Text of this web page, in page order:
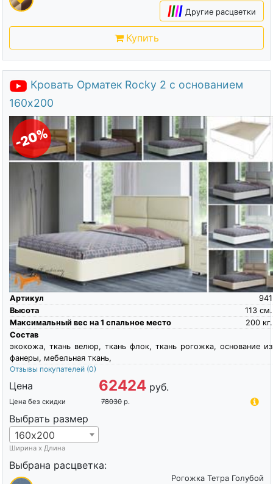
|||| Другие расцветки
Купить
Кровать Орматек Rocky 2 с основанием
160х200
-20%
Артикул
941
Высота
см.
113
Максимальный вес на 1 спальное место
кг.
200
Состав
экокожа, ткань велюр, ткань флок, ткань рогожка, основание из
фанеры, мебельная ткань,
Отзывы покупателей (0)
Цена 62424 руб.
Цена без скидки 78030 р.
Выбрать размер
160х200
Ширина х Длина
Выбрана расцветка:
Рогожка Тетра Голубой